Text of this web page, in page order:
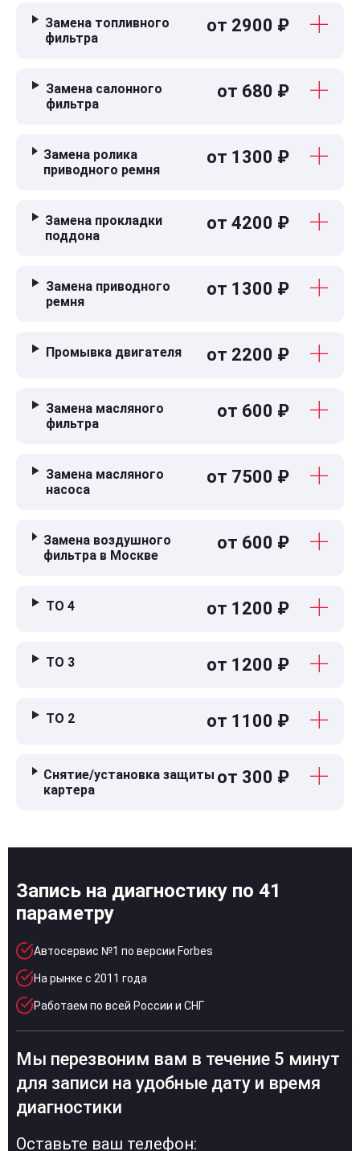
Замена топливного
фильтра
от 2900 ₽
Замена салонного
фильтра
от 680 ₽
Замена ролика
приводного ремня
от 1300 ₽
Замена прокладки
поддона
от 4200 ₽
Замена приводного
ремня
от 1300 ₽
Промывка двигателя от 2200 ₽
Замена масляного
фильтра
от 600 ₽
Замена масляного
насоса
от 7500 ₽
Замена воздушного
фильтра в Москве
от 600 ₽
ТО 4 от 1200 ₽
ТО 3 от 1200 ₽
ТО 2 от 1100 ₽
Снятие/установка защиты
картера
от 300 ₽
Запись на диагностику по 41
параметру
Автосервис №1 по версии Forbes
На рынке с 2011 года
Работаем по всей России и СНГ
Мы перезвоним вам в течение 5 минут
для записи на удобные дату и время
диагностики
Оставьте ваш телефон: